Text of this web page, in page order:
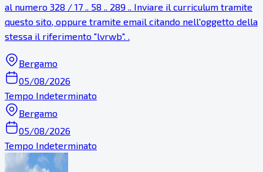
al numero 328 / 17 .. 58 .. 289 .. Inviare il curriculum tramite
questo sito, oppure tramite email citando nell'oggetto della
stessa il riferimento "lvrwb". .
Bergamo
05/08/2026
Tempo Indeterminato
Bergamo
05/08/2026
Tempo Indeterminato